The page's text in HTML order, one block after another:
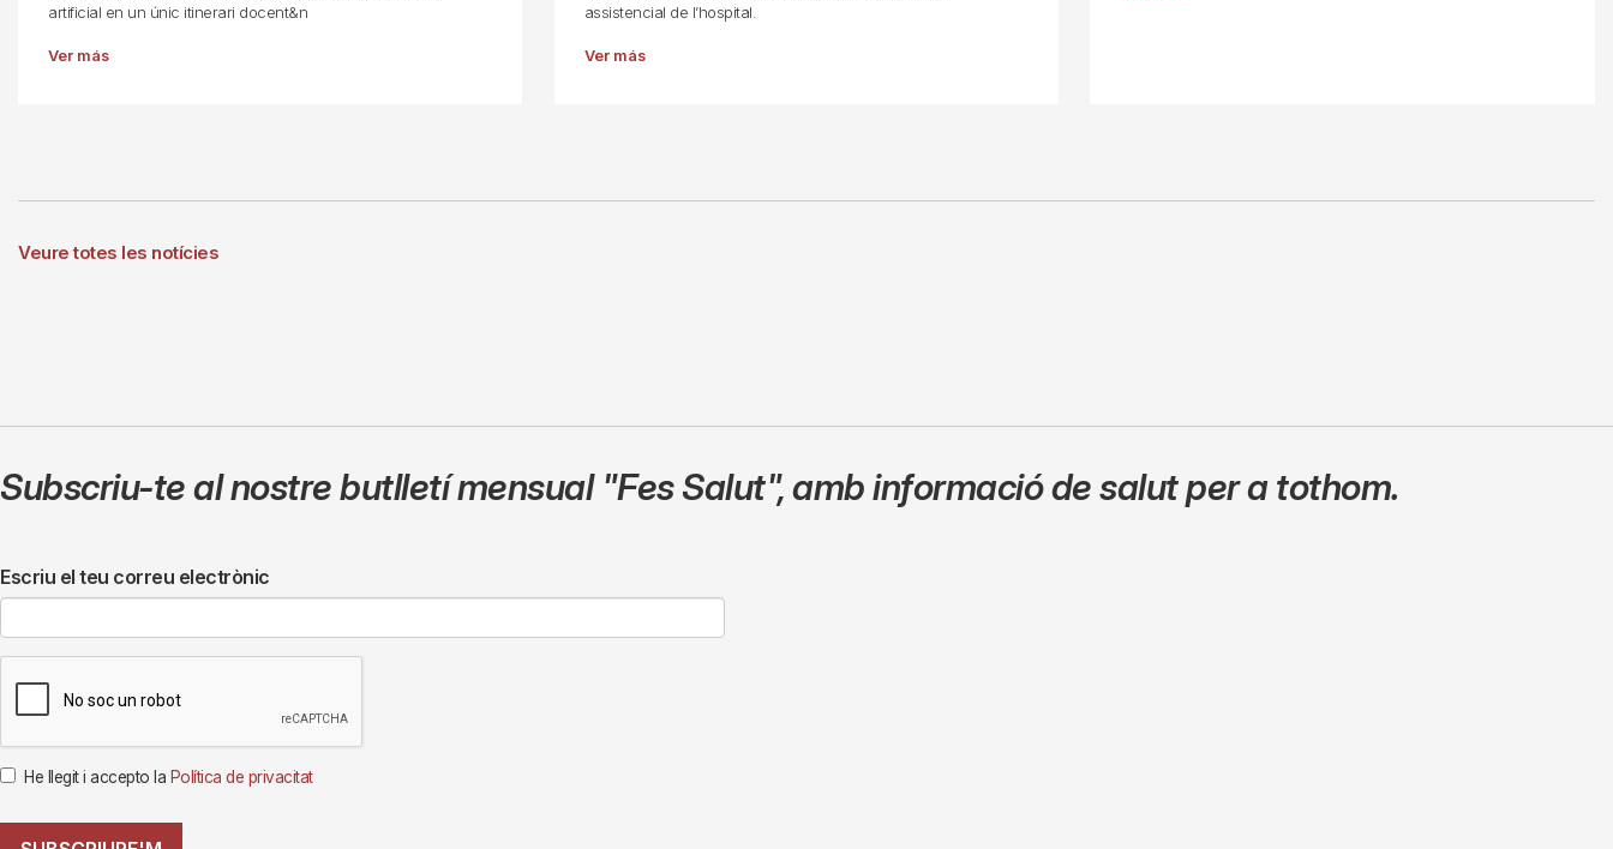
artificial en un únic itinerari docent&n
Ver más
assistencial de l’hospital.
Ver más
Veure totes les notícies
Subscriu-te al nostre butlletí mensual "Fes Salut",amb informació de salut per a tothom.
Escriu el teu correu electrònic
He llegit i accepto la Política de privacitat